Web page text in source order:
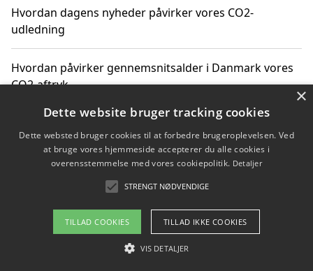
Hvordan dagens nyheder påvirker vores CO2-
udledning
Hvordan påvirker gennemsnitsalder i Danmark vores
CO2-aftryk
Hvordan nyheder om CO2-udledning påvirker vores
hverdag
Om / kontakt
Blog Betingelser
×
Dette website bruger tracking cookies
Dette websted bruger cookies til at forbedre brugeroplevelsen. Ved
at bruge vores hjemmeside accepterer du alle cookies i
overensstemmelse med vores cookiepolitik. Detaljer
STRENGT NØDVENDIGE
TILLAD COOKIES TILLAD IKKE COOKIES
VIS DETALJER